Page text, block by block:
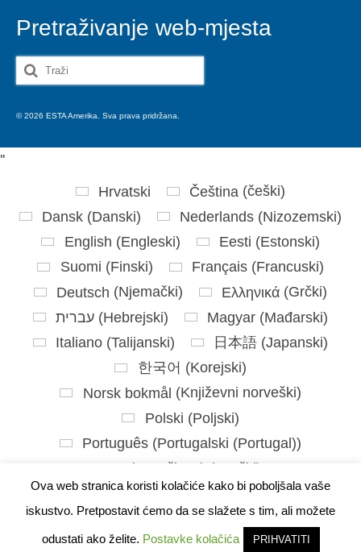
Pretraživanje web-mjesta
Search
© 2026 ESTA Amerika. Sva prava pridržana.
Ova web stranica koristi kolačiće kako bi poboljšala vaše
iskustvo. Pretpostavit ćemo da se slažete s tim, ali možete
odustati ako želite. Postavke kolačića PRIHVATITI
''
Hrvatski
Čeština (češki)
Dansk (Danski) Nederlands (Nizozemski)
English (Engleski) Eesti (Estonski)
Suomi (Finski) Français(Francuski)
Deutsch (Njemački) Ελληνικά (Grčki)
עברית (Hebrejski) Magyar (Mađarski)
Italiano (Talijanski) 日本語 (Japanski)
한국어 (Korejski)
Norsk bokmål (Književni norveški)
Polski (Poljski)
Português (Portugalski (Portugal))
Slovenčina
( Slovački)
Slovenščina(Slovenski)
Español(španjolski ) Svenska(švedski)